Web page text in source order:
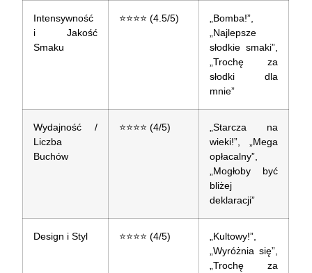
Intensywność
i Jakość
Smaku
⭐⭐⭐⭐ (4.5/5)
„Bomba!”,
„Najlepsze
słodkie smaki”,
„Trochę za
słodki dla
mnie”
Wydajność /
Liczba
Buchów
⭐⭐⭐⭐ (4/5)
„Starcza na
wieki!”, „Mega
opłacalny”,
„Mogłoby być
bliżej
deklaracji”
Design i Styl ⭐⭐⭐⭐ (4/5)
„Kultowy!”,
„Wyróżnia się”,
„Trochę za